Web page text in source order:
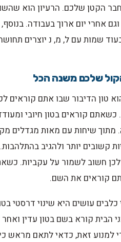
הקטן שלכם. הרעיון הוא
אחרי יום ארוך בעבודה.
שמות עם ל, מ, נ יוצרים
שלכם משנה הכל
טון הדיבור שבו אתם קוראים
קוראים בטון חיובי
מתוך שיחות עם מאות מגדלים
קשובים יותר ולהגיב
חשוב לשמור על עקביות.
קוראים את השם.
עושים היא שינוי דרסטי
קורא בשם בטון עדין
זאת, כדאי לתאם מראש